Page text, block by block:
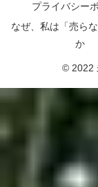
プライバシー
なぜ、私は「売ら
か
© 2022